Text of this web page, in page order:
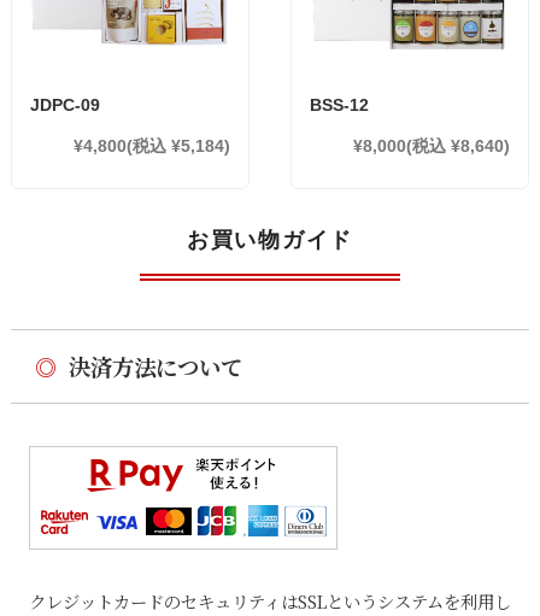
JDPC-09
¥4,800(税込 ¥5,184)
BSS-12
¥8,000(税込 ¥8,640)
お買い物ガイド
◎ 決済方法について
クレジットカードのセキュリティはSSLというシステムを利用し